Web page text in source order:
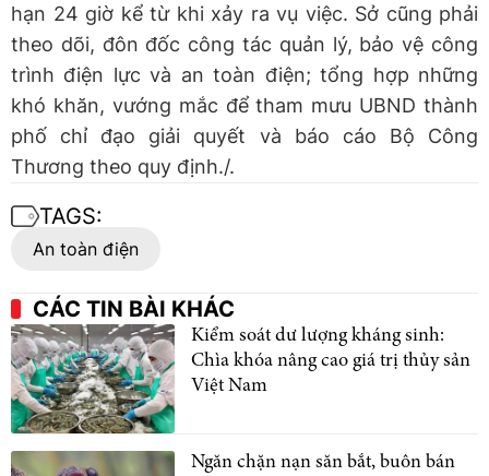
hạn 24 giờ kể từ khi xảy ra vụ việc. Sở cũng phải
theo dõi, đôn đốc công tác quản lý, bảo vệ công
trình điện lực và an toàn điện; tổng hợp những
khó khăn, vướng mắc để tham mưu UBND thành
phố chỉ đạo giải quyết và báo cáo Bộ Công
Thương theo quy định./.
TAGS:
An toàn điện
CÁC TIN BÀI KHÁC
Kiểm soát dư lượng kháng sinh:
Chìa khóa nâng cao giá trị thủy sản
Việt Nam
Ngăn chặn nạn săn bắt, buôn bán